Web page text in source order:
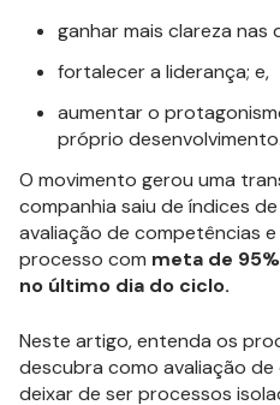
ganhar mais clareza
fortalecer a liderança; e,
aumentar o
próprio desenvolvimento.
O movimento gerou uma
companhia saiu de índices
avaliação de competências e
processo com meta de
no último dia do ciclo.
Neste artigo, entenda os
descubra como avaliação de
deixar de ser processos